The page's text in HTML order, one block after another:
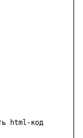
html-код